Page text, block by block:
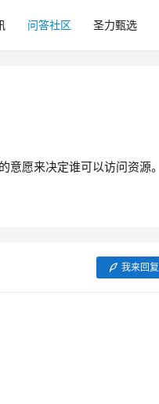
问答社区 圣力甄选
愿来决定谁可以访问资源。
我来回复